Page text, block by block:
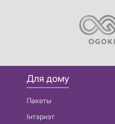
Для дому
Пакеты
Інтэрнэт